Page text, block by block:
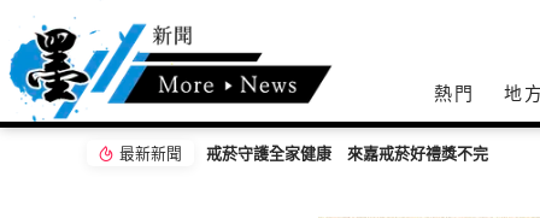
熱門 地
最新新聞 2026王功漁火節88節連二天 祈福嘉年華千人